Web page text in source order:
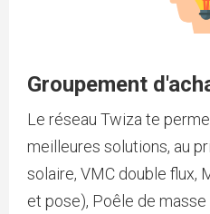
Groupement
Le réseau Twiza te
meilleures solutions, au
solaire, VMC double flux,
et pose), Poêle de masse ...